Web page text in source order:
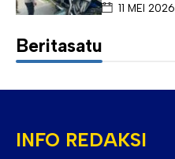
11 MEI 2026
Beritasatu
INFO REDAKSI